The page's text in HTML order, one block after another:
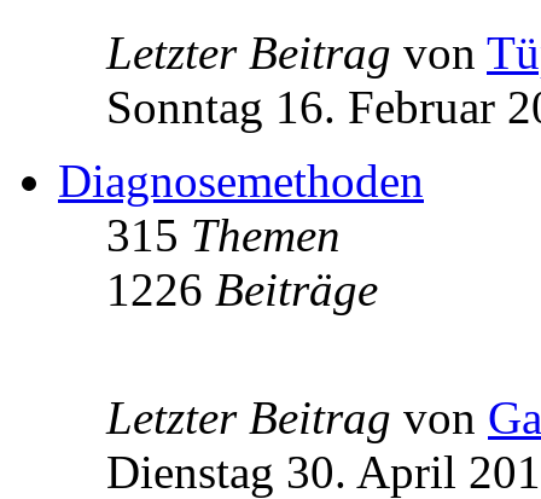
Letzter Beitrag von
Sonntag 16. Februar
Diagnosemethoden
315 Themen
1226 Beiträge
Letzter Beitrag von
Dienstag 30. April